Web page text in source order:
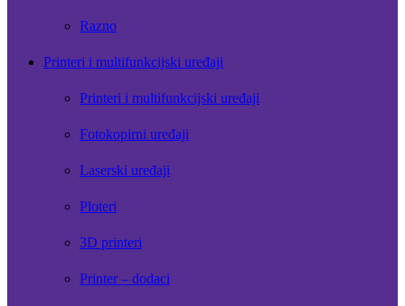
Razno
Printeri i multifunkcijski uređaji
Printeri i multifunkcijski uređaji
Fotokopirni uređaji
Laserski uređaji
Ploteri
3D printeri
Printer – dodaci